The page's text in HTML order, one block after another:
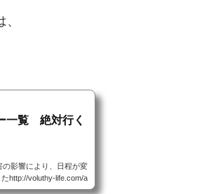
一覧 絶対行く
の影響により、日程が変
http://voluthy-life.com/a